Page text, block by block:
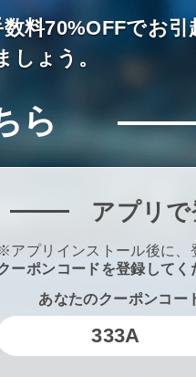
料70%OFFでお引
ょう。
ら
アプリ
アプリインストール後に、
ーポンコードを登録してく
あなたのクーポンコー
333A